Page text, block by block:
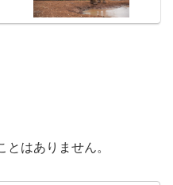
とはありません。